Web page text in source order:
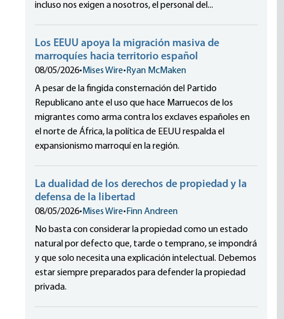
incluso nos exigen a nosotros, el personal del...
Los EEUU apoya la migración masiva de
marroquíes hacia territorio español
08/05/2026• Mises Wire• Ryan McMaken
A pesar de la fingida consternación del Partido
Republicano ante el uso que hace Marruecos de los
migrantes como arma contra los exclaves españoles en
el norte de África, la política de EEUU respalda el
expansionismo marroquí en la región.
La dualidad de los derechos de propiedad y la
defensa de la libertad
08/05/2026• Mises Wire• Finn Andreen
No basta con considerar la propiedad como un estado
natural por defecto que, tarde o temprano, se impondrá
y que solo necesita una explicación intelectual. Debemos
estar siempre preparados para defender la propiedad
privada.